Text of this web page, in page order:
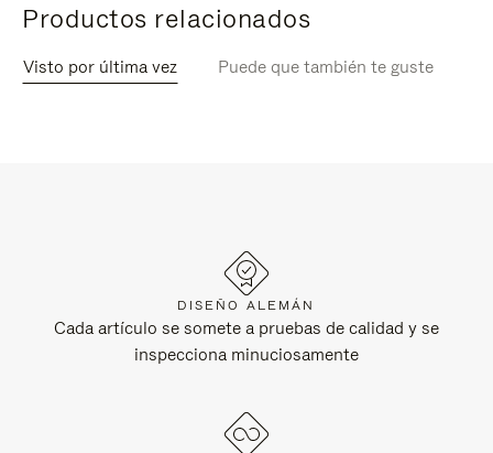
Productos relacionados
Visto por última vez Puede que también te guste
DISEÑO ALEMÁN
Cada artículo se somete a pruebas de calidad y se
inspecciona minuciosamente